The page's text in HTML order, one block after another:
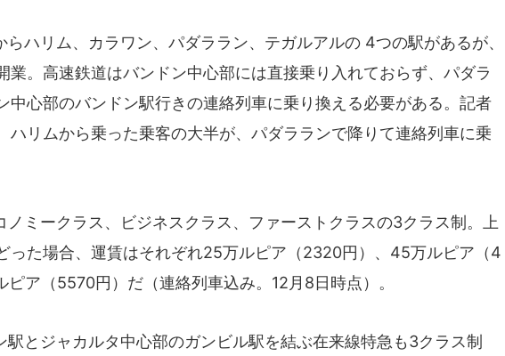
ハリム、カラワン、パダララン、テガルアルの 4つの駅があるが、
業。高速鉄道はバンドン中心部には直接乗り入れておらず、パダラ
中心部のバンドン駅行きの連絡列車に乗り換える必要がある。記者
ハリムから乗った乗客の大半が、パダラランで降りて連絡列車に乗
ミークラス、ビジネスクラス、ファーストクラスの3クラス制。上
った場合、運賃はそれぞれ25万ルピア（2320円）、45万ルピア（4
ピア（5570円）だ（連絡列車込み。12月8日時点）。
とジャカルタ中心部のガンビル駅を結ぶ在来線特急も3クラス制